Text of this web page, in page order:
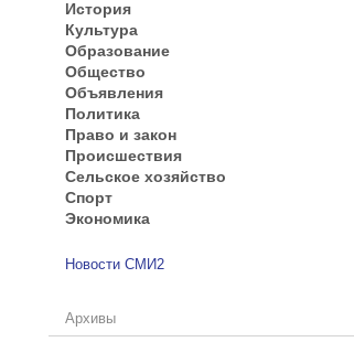
История
Культура
Образование
Общество
Объявления
Политика
Право и закон
Происшествия
Сельское хозяйство
Спорт
Экономика
Новости СМИ2
Архивы